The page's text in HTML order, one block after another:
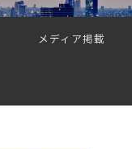
メディア掲載